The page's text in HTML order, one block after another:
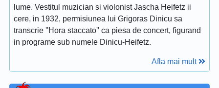
lume. Vestitul muzician si violonist Jascha Heifetz ii
cere, in 1932, permisiunea lui Grigoras Dinicu sa
transcrie ''Hora staccato'' ca piesa de concert, figurand
in programe sub numele Dinicu-Heifetz.
Afla mai mult